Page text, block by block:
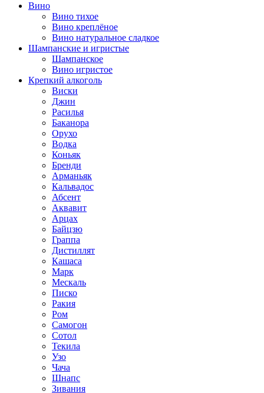
Вино
Вино тихое
Вино креплёное
Вино натуральное сладкое
Шампанские и игристые
Шампанское
Вино игристое
Крепкий алкоголь
Виски
Джин
Расилья
Баканора
Орухо
Водка
Коньяк
Бренди
Арманьяк
Кальвадос
Абсент
Аквавит
Арцах
Байцзю
Граппа
Дистиллят
Кашаса
Марк
Мескаль
Писко
Ракия
Ром
Самогон
Сотол
Текила
Узо
Чача
Шнапс
Зивания